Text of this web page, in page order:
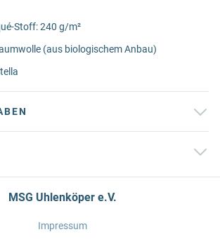
Stoff: 240 g/m²
(aus biologischem Anbau)
MSG Uhlenköper e.V.
Impressum